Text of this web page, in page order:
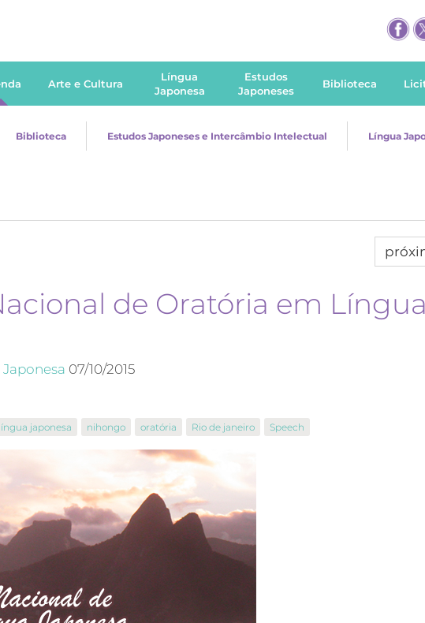
Arte e Cultura
Língua
Japonesa
Estudos
Japoneses
Biblioteca
Biblioteca Estudos Japoneses e Intercâmbio Intelectual Língua
de Oratória em Língua
07/10/2015
língua japonesa nihongo oratória Rio de janeiro Speech